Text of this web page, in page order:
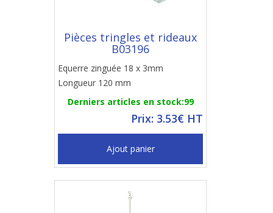
Pièces tringles et rideaux
B03196
Equerre zinguée 18 x 3mm
Longueur 120 mm
Derniers articles en stock:99
Prix: 3.53€ HT
Ajout panier